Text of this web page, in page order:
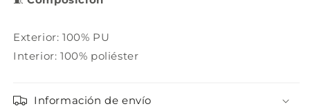
Exterior: 100% PU
Interior: 100% poliéster
Información de envío